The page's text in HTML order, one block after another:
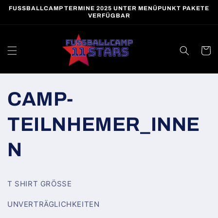
zum
FUSSBALLCAMP TERMINE 2025 UNTER MENÜPUNKT PAKETE
VERFÜGBAR
CAMP-
TEILNHEMER_INNE
N
T SHIRT GRÖSSE
UNVERTRÄGLICHKEITEN